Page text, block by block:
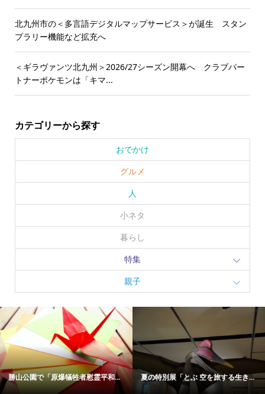
北九州市の＜多言語デジタルマップサービス＞が誕生 スタン
プラリー機能など拡充へ
＜ギラヴァンツ北九州＞2026/27シーズン開幕へ クラブパー
トナーポケモンは「キマ...
カテゴリーから探す
おでかけ
グルメ
人
小ネタ
暮らし
特集
親子
勝山公園で「原爆犠牲者慰霊平和... 夏の特別展「とぶ 空を旅する生き...